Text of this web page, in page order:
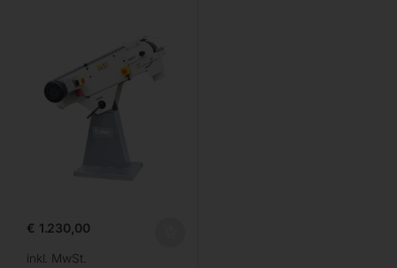
€ 1.230,00
inkl. MwSt.